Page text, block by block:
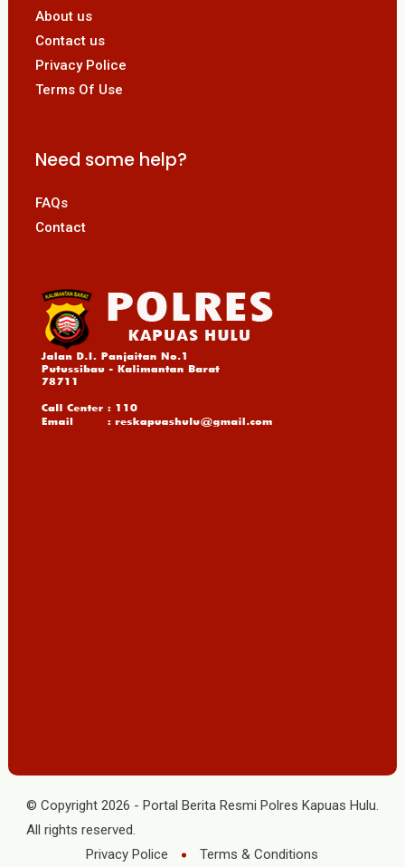
About us
Contact us
Privacy Police
Terms Of Use
Need some help?
FAQs
Contact
© Copyright 2026 - Portal Berita Resmi Polres Kapuas Hulu.
All rights reserved.
Privacy Police
Terms & Conditions